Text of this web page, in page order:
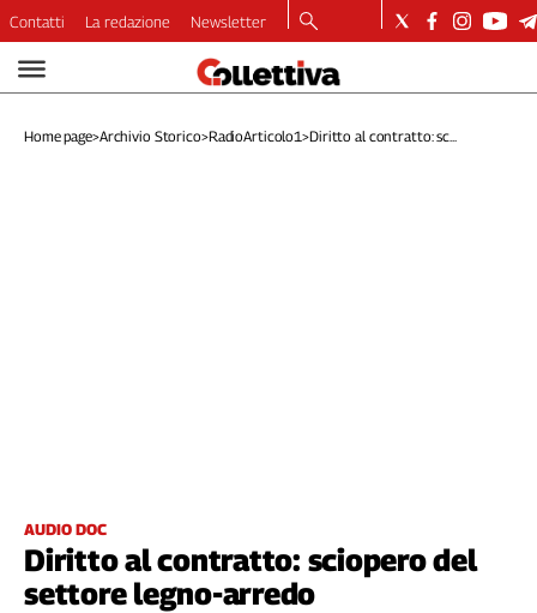
Video
Dirette
Filcams
Filctem
Contatti La redazione Newsletter
Home page>Archivio Storico>RadioArticolo1>Diritto al contratto: sc...
AUDIO DOC
Diritto al contratto: sciopero del
settore legno-arredo